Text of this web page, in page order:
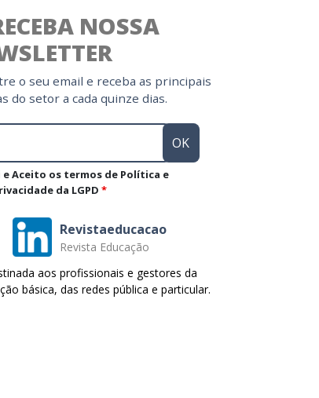
NOSSA
o seu email e receba as principais
do setor a cada quinze dias.
e Aceito os termos de Política e
da LGPD *
Revistaeducacao
Revista Educação
aos profissionais e gestores da
básica, das redes pública e particular.